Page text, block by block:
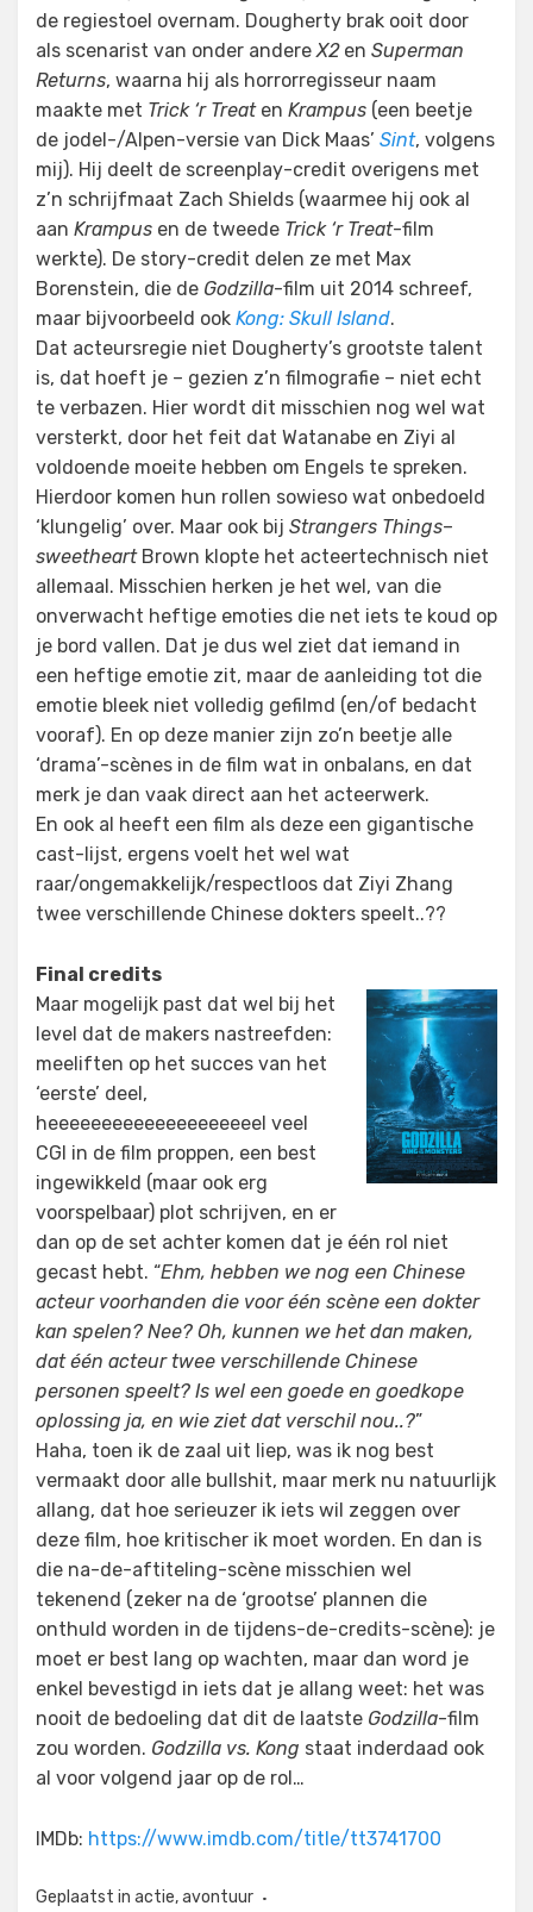
de regiestoel overnam. Dougherty brak ooit door
als scenarist van onder andereX2en Superman
Returns, waarna hij als horrorregisseur naam
maakte met Trick ‘r Treaten Krampus (een beetje
de jodel-/Alpen-versie van Dick Maas’ Sint, volgens
mij). Hij deelt de screenplay-credit overigens met
z’n schrijfmaat Zach Shields (waarmee hij ook al
aan Krampus en de tweede Trick ‘r Treat-film
werkte). De story-credit delen ze met Max
Borenstein, die de Godzilla-film uit 2014 schreef,
maar bijvoorbeeld ook Kong: Skull Island.
Dat acteursregie niet Dougherty’s grootste talent
is, dat hoeft je – gezien z’n filmografie – niet echt
te verbazen. Hier wordt dit misschien nog wel wat
versterkt, door het feit dat Watanabe en Ziyi al
voldoende moeite hebben om Engels te spreken.
Hierdoor komen hun rollen sowieso wat onbedoeld
‘klungelig’ over. Maar ook bij Strangers Things–
sweetheart Brown klopte het acteertechnisch niet
allemaal. Misschien herken je het wel, van die
onverwacht heftige emoties die net iets te koud op
je bord vallen. Dat je dus wel ziet dat iemand in
een heftige emotie zit, maar de aanleiding tot die
emotie bleek niet volledig gefilmd (en/of bedacht
vooraf). En op deze manier zijn zo’n beetje alle
‘drama’-scènes in de film wat in onbalans, en dat
merk je dan vaak direct aan het acteerwerk.
En ook al heeft een film als deze een gigantische
cast-lijst, ergens voelt het wel wat
raar/ongemakkelijk/respectloos dat Ziyi Zhang
twee verschillende Chinese dokters speelt..??
Final credits
Maar mogelijk past dat wel bij het
level dat de makers nastreefden:
meeliften op het succes van het
‘eerste’ deel,
heeeeeeeeeeeeeeeeeeeel veel
CGI in de film proppen, een best
ingewikkeld (maar ook erg
voorspelbaar) plot schrijven, en er
dan op de set achter komen dat je één rol niet
gecast hebt. “Ehm, hebben we nog een Chinese
acteur voorhanden die voor één scène een dokter
kan spelen? Nee? Oh, kunnen we het dan maken,
dat één acteur twee verschillende Chinese
personen speelt? Is wel een goede en goedkope
oplossing ja, en wie ziet dat verschil nou..?”
Haha, toen ik de zaal uit liep, was ik nog best
vermaakt door alle bullshit, maar merk nu natuurlijk
allang, dat hoe serieuzer ik iets wil zeggen over
deze film, hoe kritischer ik moet worden. En dan is
die na-de-aftiteling-scène misschien wel
tekenend (zeker na de ‘grootse’ plannen die
onthuld worden in de tijdens-de-credits-scène): je
moet er best lang op wachten, maar dan word je
enkel bevestigd in iets dat je allang weet: het was
nooit de bedoeling dat dit de laatste Godzilla-film
zou worden. Godzilla vs. Kong staat inderdaad ook
al voor volgend jaar op de rol…
IMDb: https://www.imdb.com/title/tt3741700
Geplaatst in actie,avontuur